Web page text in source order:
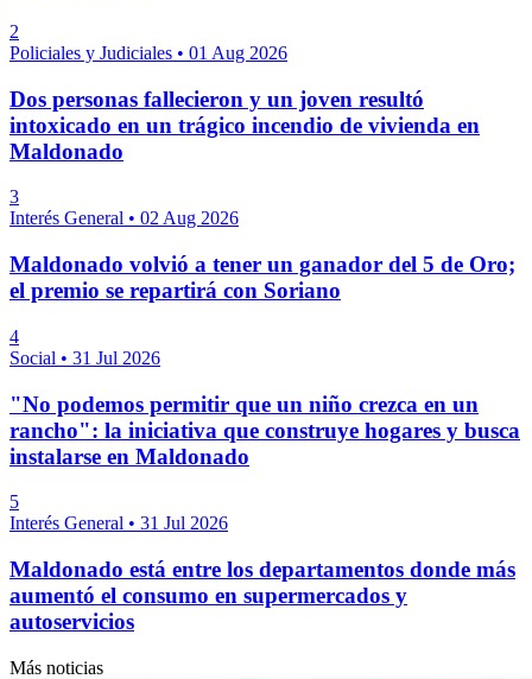
2
Policiales y Judiciales • 01 Aug 2026
Dos personas fallecieron y un joven resultó
intoxicado en un trágico incendio de vivienda en
Maldonado
3
Interés General • 02 Aug 2026
Maldonado volvió a tener un ganador del 5 de Oro;
el premio se repartirá con Soriano
4
Social • 31 Jul 2026
"No podemos permitir que un niño crezca en un
rancho": la iniciativa que construye hogares y busca
instalarse en Maldonado
5
Interés General • 31 Jul 2026
Maldonado está entre los departamentos donde más
aumentó el consumo en supermercados y
autoservicios
Más noticias